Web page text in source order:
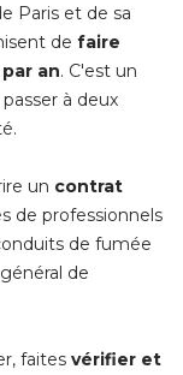
Paris et de sa
de faire
an. C'est un
à deux
un contrat
de professionnels
de fumée
de
faites vérifier et